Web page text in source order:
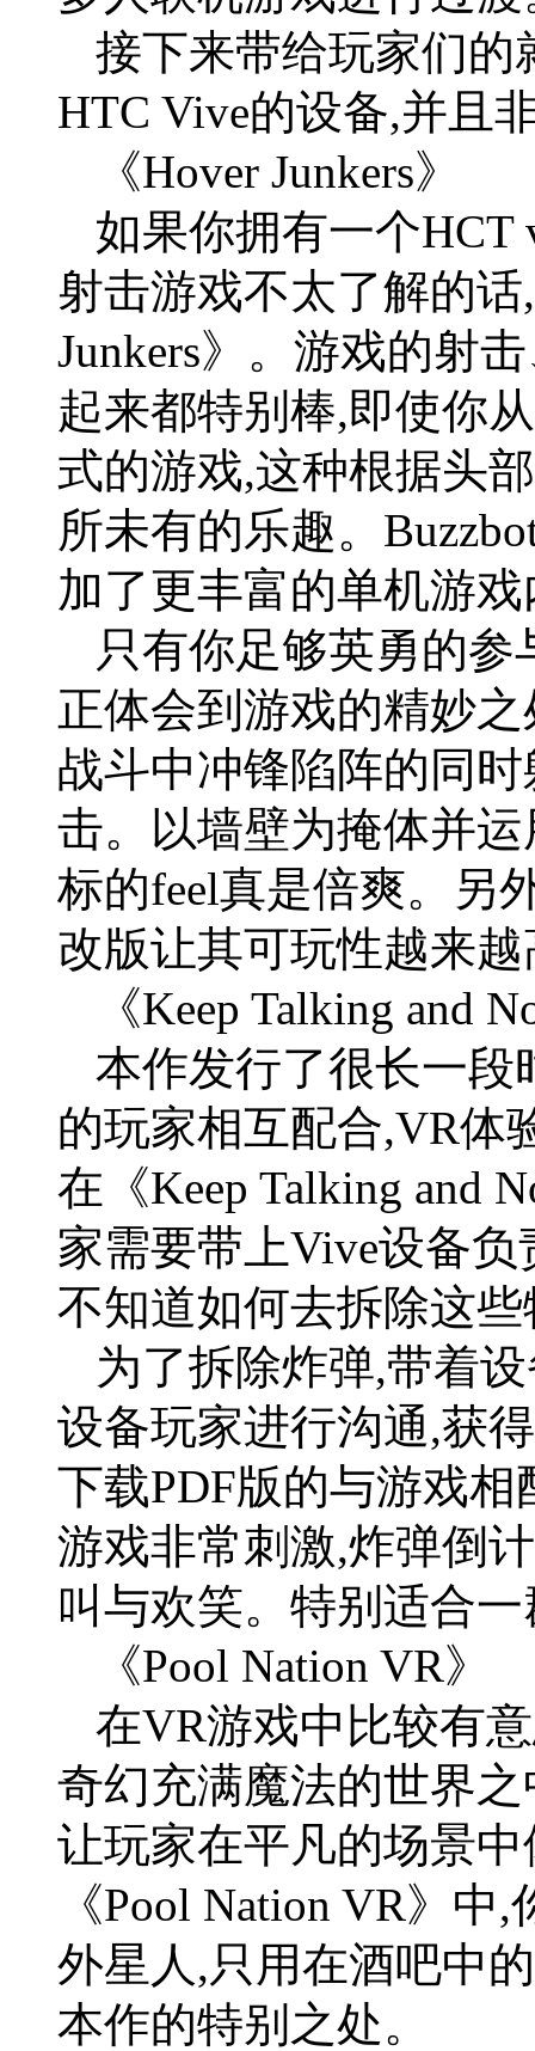
接下来带给玩家们的
HTC Vive的设备,并且
《Hover Junkers》
如果你拥有一个HCT
射击游戏不太了解的
Junkers》。游戏的射
起来都特别棒,即使你
式的游戏,这种根据头
所未有的乐趣。
加了更丰富的单机游
只有你足够英勇的
正体会到游戏的精妙
战斗中冲锋陷阵的同
击。以墙壁为掩体并
标的feel真是倍爽。另
改版让其可玩性越来越
《Keep Talking and
本作发行了很长一段
的玩家相互配合,VR体
在《Keep Talking and
家需要带上Vive设备
不知道如何去拆除这
为了拆除炸弹,带着
设备玩家进行沟通,获
下载PDF版的与游戏
游戏非常刺激,炸弹倒
叫与欢笑。特别适合
《Pool Nation VR》
在VR游戏中比较有
奇幻充满魔法的世界
让玩家在平凡的场景
《Pool Nation VR》
外星人,只用在酒吧中
本作的特别之处。